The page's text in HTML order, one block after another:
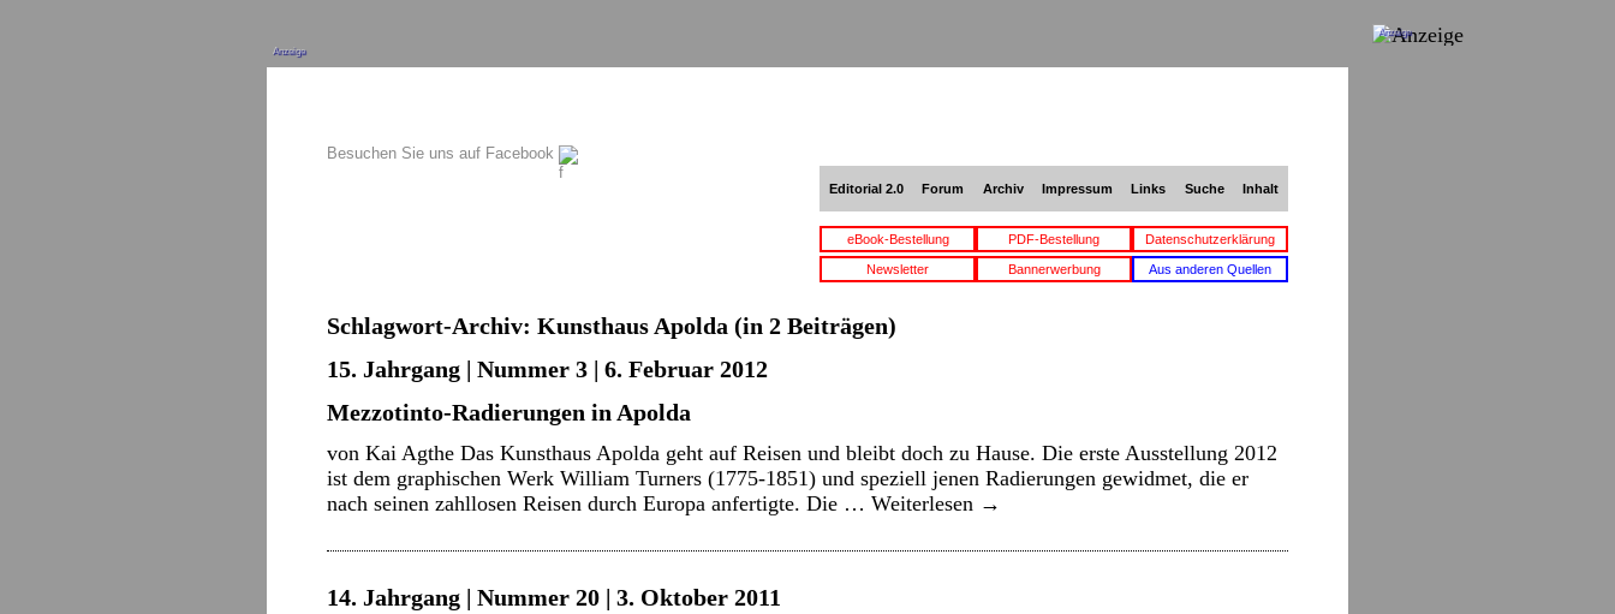
Anzeige
Besuchen Sie uns auf Facebook
Editorial 2.0 Forum Archiv Impressum Links Suche Inhalt
eBook-Bestellung PDF-Bestellung Datenschutzerklärung
Newsletter Bannerwerbung Aus anderen Quellen
Schlagwort-Archiv: Kunsthaus Apolda (in 2 Beiträgen)
15. Jahrgang | Nummer 3 | 6. Februar 2012
Mezzotinto-Radierungen in Apolda
von Kai Agthe Das Kunsthaus Apolda geht auf Reisen und bleibt doch zu Hause. Die erste Ausstellung 2012
ist dem graphischen Werk William Turners (1775-1851) und speziell jenen Radierungen gewidmet, die er
nach seinen zahllosen Reisen durch Europa anfertigte. Die … Weiterlesen →
14. Jahrgang | Nummer 20 | 3. Oktober 2011
Anzeige